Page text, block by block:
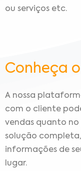
ou serviços etc.
Conheça
A nossa
com o cliente
vendas quanto no
solução
informações de
lugar.